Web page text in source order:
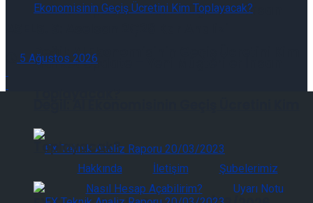
Market Update – Yeni Müşteriler İnsan
Değil: AI Ekonomisinin Geçiş Ücretini Kim
Market Update – Yeni Müşteriler İnsan
Toplayacak?
5 Ağustos 2026
Hakkında İletişim
Şubelerimiz
Nasıl Hesap Açabilirim?
Uyarı Notu